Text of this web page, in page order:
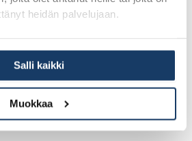
heidän palvelujaan.
Salli kaikki
Muokkaa
noin 5 % kokonaishinnasta
noin 30–35 %
20–25 % kokonaishinnasta